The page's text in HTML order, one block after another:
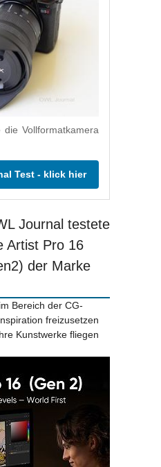
Vollformatkamera
Test - klick hier
Journal testete
Artist Pro 16
der Marke
Bereich der CG-
freizusetzen
Kunstwerke fliegen